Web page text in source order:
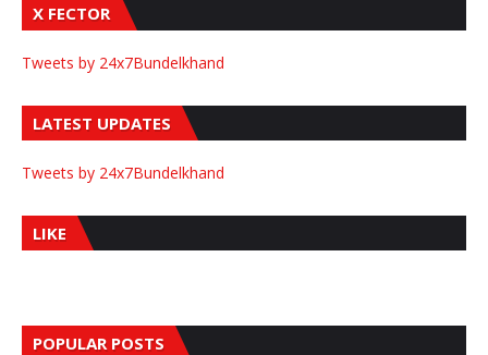
X FECTOR
Tweets by 24x7Bundelkhand
LATEST UPDATES
Tweets by 24x7Bundelkhand
LIKE
POPULAR POSTS